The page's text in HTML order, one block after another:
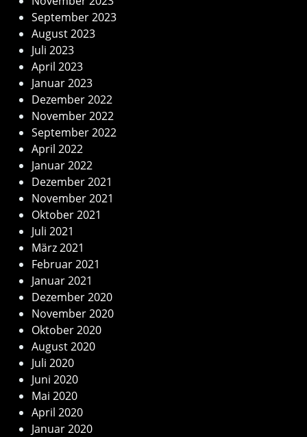
September 2023
August 2023
Juli 2023
April 2023
Januar 2023
Dezember 2022
November 2022
September 2022
April 2022
Januar 2022
Dezember 2021
November 2021
Oktober 2021
Juli 2021
März 2021
Februar 2021
Januar 2021
Dezember 2020
November 2020
Oktober 2020
August 2020
Juli 2020
Juni 2020
Mai 2020
April 2020
Januar 2020